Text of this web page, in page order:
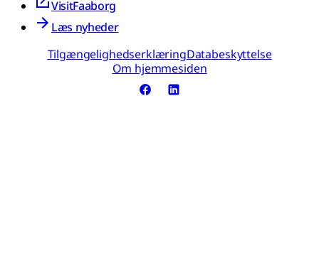
VisitFaaborg
Læs nyheder
TilgængelighedserklæringDatabeskyttelse
Om hjemmesiden